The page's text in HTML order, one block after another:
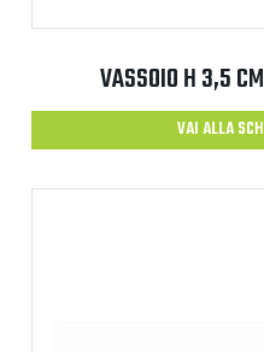
VASSOIO H 3,5
VAI ALLA